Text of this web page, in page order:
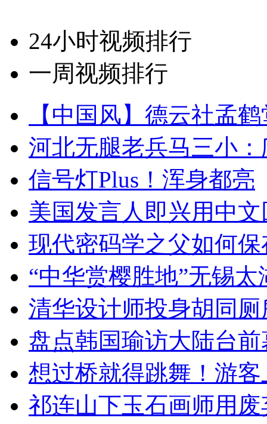
24小时视频排行
一周视频排行
【中国风】德云社孟
河北无腿老兵马三小
信号灯Plus！浑身都亮
美国发言人即兴用中
现代密码学之父如何
“中华赏樱胜地”无锡
清华设计师投身胡同
盘点韩国瑜访大陆台
想过桥就得跳舞！游客
祁连山下玉石画师用